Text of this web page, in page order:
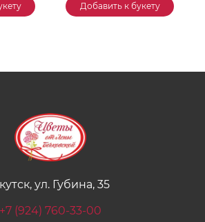
Добавить к букету
ул. Губина, 35
+7 (924) 760-33-00